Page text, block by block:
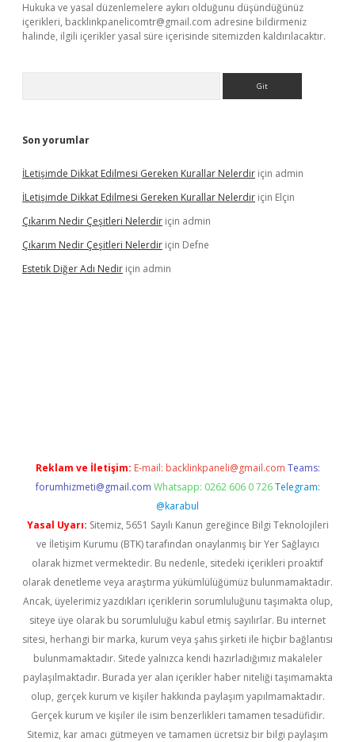
Hukuka ve yasal düzenlemelere aykırı olduğunu düşündüğünüz
içerikleri, backlinkpanelicomtr@gmail.com adresine bildirmeniz
halinde, ilgili içerikler yasal süre içerisinde sitemizden kaldırılacaktır.
Son yorumlar
İLetişimde Dikkat Edilmesi Gereken Kurallar Nelerdir için admin
İLetişimde Dikkat Edilmesi Gereken Kurallar Nelerdir için Elçin
Çıkarım Nedir Çeşitleri Nelerdir için admin
Çıkarım Nedir Çeşitleri Nelerdir için Defne
Estetik Diğer Adı Nedir için admin
Reklam ve İletişim: E-mail: backlinkpaneli@gmail.com Teams:
forumhizmeti@gmail.com Whatsapp: 0262 606 0 726 Telegram:
@karabul
Yasal Uyarı: Sitemiz, 5651 Sayılı Kanun gereğince Bilgi Teknolojileri
ve İletişim Kurumu (BTK) tarafından onaylanmış bir Yer Sağlayıcı
olarak hizmet vermektedir. Bu nedenle, sitedeki içerikleri proaktif
olarak denetleme veya araştırma yükümlülüğümüz bulunmamaktadır.
Ancak, üyelerimiz yazdıkları içeriklerin sorumluluğunu taşımakta olup,
siteye üye olarak bu sorumluluğu kabul etmiş sayılırlar. Bu internet
sitesi, herhangi bir marka, kurum veya şahıs şirketi ile hiçbir bağlantısı
bulunmamaktadır. Sitede yalnızca kendi hazırladığımız makaleler
paylaşılmaktadır. Burada yer alan içerikler haber niteliği taşımamakta
olup, gerçek kurum ve kişiler hakkında paylaşım yapılmamaktadır.
Gerçek kurum ve kişiler ile isim benzerlikleri tamamen tesadüfidir.
Sitemiz, kar amacı gütmeyen ve tamamen ücretsiz bir bilgi paylaşım